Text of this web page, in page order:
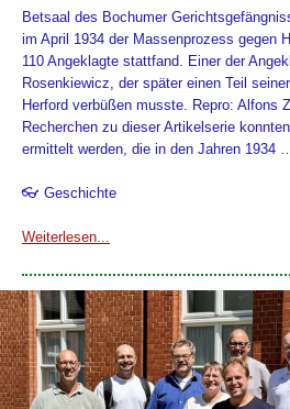
Betsaal des Bochumer
im April 1934 der Massenprozess gegen
110 Angeklagte stattfand. Einer der
Rosenkiewicz, der später einen Teil
Herford verbüßen musste. Repro: Alfons
Recherchen zu dieser Artikelserie
ermittelt werden, die in den Jahren 1934
👓 Geschichte
Weiterlesen...